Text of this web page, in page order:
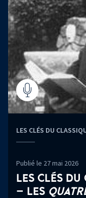
LES CLÉS DU
Publié le 27 mai 2026
LES CLÉS
– LES